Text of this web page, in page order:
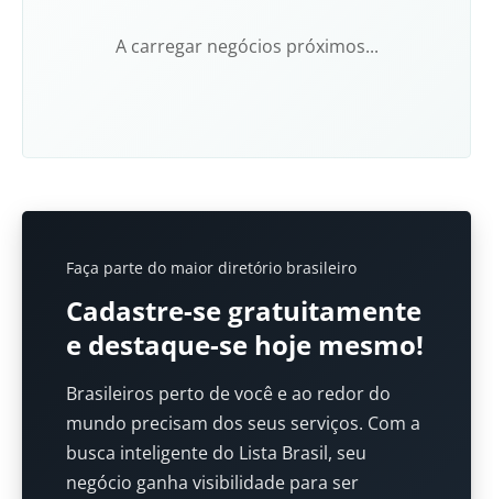
A carregar negócios próximos...
Faça parte do maior diretório brasileiro
Cadastre-se gratuitamente
e destaque-se hoje mesmo!
Brasileiros perto de você e ao redor do
mundo precisam dos seus serviços. Com a
busca inteligente do Lista Brasil, seu
negócio ganha visibilidade para ser